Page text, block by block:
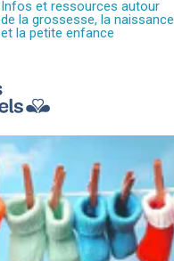
Infos et ressources autour
de la grossesse, la naissance
et la petite enfance